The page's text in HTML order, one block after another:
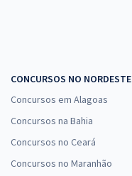
CONCURSOS NO NORDESTE
Concursos em Alagoas
Concursos na Bahia
Concursos no Ceará
Concursos no Maranhão